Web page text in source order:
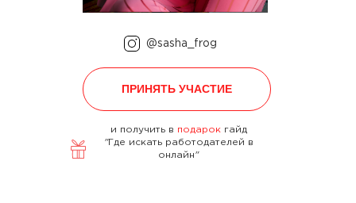
и получить в подарокгайд
"Где искать работодателей в
онлайн"
@sasha_frog
ПРИНЯТЬ УЧАСТИЕ